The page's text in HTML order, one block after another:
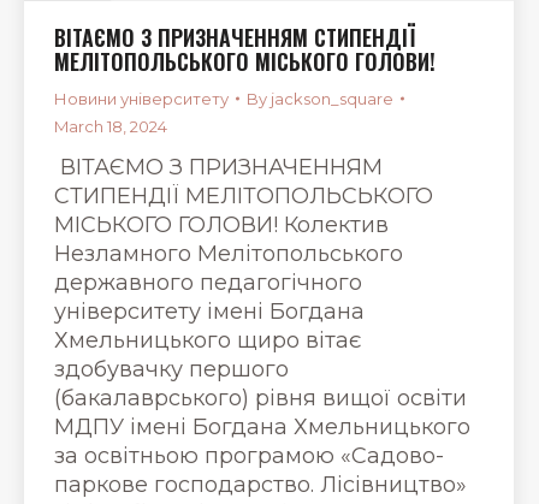
ВІТАЄМО З ПРИЗНАЧЕННЯМ СТИПЕНДІЇ
МЕЛІТОПОЛЬСЬКОГО МІСЬКОГО ГОЛОВИ!
Новини університету By jackson_square
March 18, 2024
ВІТАЄМО З ПРИЗНАЧЕННЯМ
СТИПЕНДІЇ МЕЛІТОПОЛЬСЬКОГО
МІСЬКОГО ГОЛОВИ! Колектив
Незламного Мелітопольського
державного педагогічного
університету імені Богдана
Хмельницького щиро вітає
здобувачку першого
(бакалаврського) рівня вищої освіти
МДПУ імені Богдана Хмельницького
за освітньою програмою «Садово-
паркове господарство. Лісівництво»